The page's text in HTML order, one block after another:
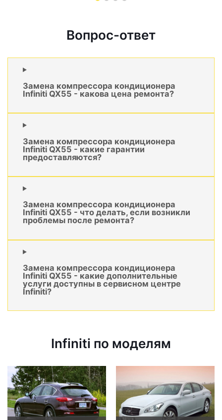
Вопрос-ответ
Замена компрессора кондиционера
Infiniti QX55 - какова цена ремонта?
Замена компрессора кондиционера
Infiniti QX55 - какие гарантии
предоставляются?
Замена компрессора кондиционера
Infiniti QX55 - что делать, если возникли
проблемы после ремонта?
Замена компрессора кондиционера
Infiniti QX55 - какие дополнительные
услуги доступны в сервисном центре
Infiniti?
Infiniti по моделям